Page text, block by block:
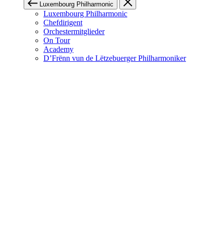
Luxembourg Philharmonic
Luxembourg Philharmonic
Chefdirigent
Orchestermitglieder
On Tour
Academy
D’Frënn vun de Lëtzebuerger Philharmoniker